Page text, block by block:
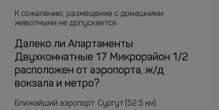
К сожалению, размещение с домашними
животными не допускается.
Далеко ли Апартаменты
Двухкомнатные 17 Микрорайон 1/2
расположен от аэропорта, ж/д
вокзала и метро?
Ближайший аэропорт: Сургут (52.5 км).